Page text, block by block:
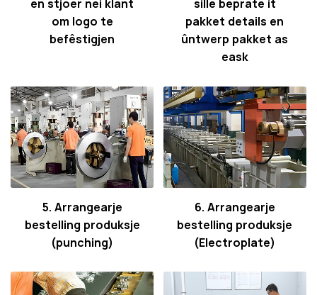
en stjoer nei klant
om logo te
befêstigjen
sille beprate it
pakket details en
ûntwerp pakket as
eask
5. Arrangearje
bestelling produksje
(punching)
6. Arrangearje
bestelling produksje
(Electroplate)